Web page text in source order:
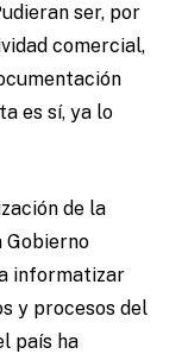
ser, por
comercial,
es sí, ya lo
de la
Gobierno
informatizar
y procesos del
país ha